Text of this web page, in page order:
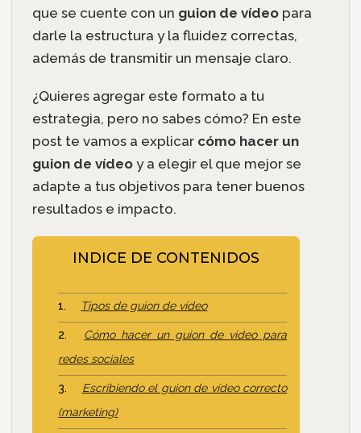
que se cuente con un guion de vídeo para
darle la estructura y la fluidez correctas,
además de transmitir un mensaje claro.
¿Quieres agregar este formato a tu
estrategia, pero no sabes cómo? En este
post te vamos a explicar cómo hacer un
guion de vídeo y a elegir el que mejor se
adapte a tus objetivos para tener buenos
resultados e impacto.
INDICE DE CONTENIDOS
Tipos de guion de vídeo
Cómo hacer un guion de video para
redes sociales
Escribiendo el guion de vídeo correcto
(marketing)